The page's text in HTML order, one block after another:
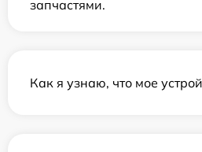
запчастями.
Как я узнаю, что мое